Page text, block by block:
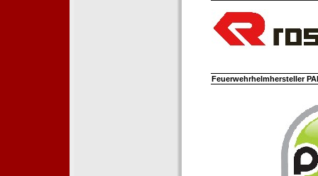
Feuerwehrhelmhersteller